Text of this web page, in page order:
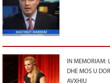
IN MEMORIAM:
DHE MOS U
AVXHIU